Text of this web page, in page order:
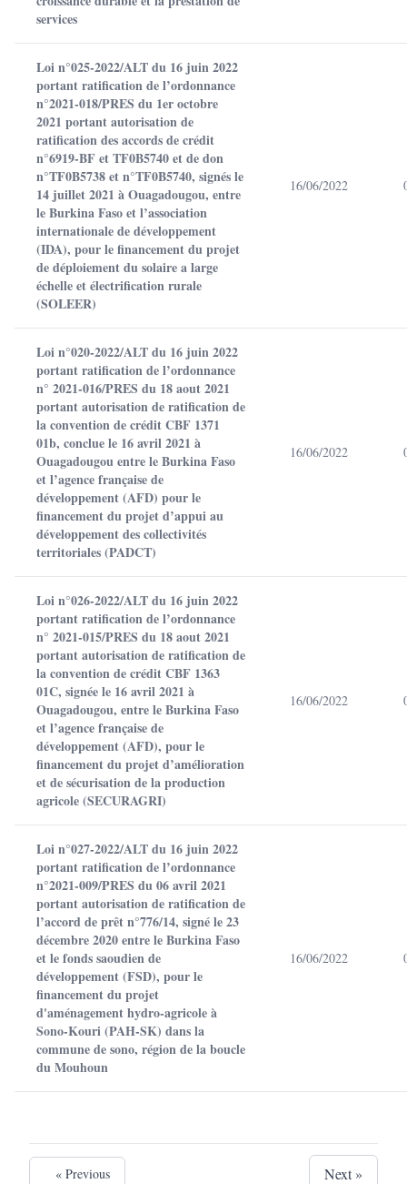
services
Loi n°025-2022/ALT du 16 juin 2022
portant ratification de l’ordonnance
n°2021-018/PRES du 1er octobre
2021 portant autorisation de
ratification des accords de crédit
n°6919-BF et TF0B5740 et de don
n°TF0B5738 et n°TF0B5740, signés le
14 juillet 2021 à Ouagadougou, entre
le Burkina Faso et l’association
internationale de développement
(IDA), pour le financement du projet
de déploiement du solaire a large
échelle et électrification rurale
(SOLEER)
16/06/2022
Loi n°020-2022/ALT du 16 juin 2022
portant ratification de l’ordonnance
n° 2021-016/PRES du 18 aout 2021
portant autorisation de ratification de
la convention de crédit CBF 1371
01b, conclue le 16 avril 2021 à
Ouagadougou entre le Burkina Faso
et l’agence française de
développement (AFD) pour le
financement du projet d’appui au
développement des collectivités
territoriales (PADCT)
16/06/2022
Loi n°026-2022/ALT du 16 juin 2022
portant ratification de l’ordonnance
n° 2021-015/PRES du 18 aout 2021
portant autorisation de ratification de
la convention de crédit CBF 1363
01C, signée le 16 avril 2021 à
Ouagadougou, entre le Burkina Faso
et l’agence française de
développement (AFD), pour le
financement du projet d’amélioration
et de sécurisation de la production
agricole (SECURAGRI)
16/06/2022
Loi n°027-2022/ALT du 16 juin 2022
portant ratification de l’ordonnance
n°2021-009/PRES du 06 avril 2021
portant autorisation de ratification de
l’accord de prêt n°776/14, signé le 23
décembre 2020 entre le Burkina Faso
et le fonds saoudien de
développement (FSD), pour le
financement du projet
d'aménagement hydro-agricole à
Sono-Kouri (PAH-SK) dans la
commune de sono, région de la boucle
du Mouhoun
16/06/2022
« Previous Next »